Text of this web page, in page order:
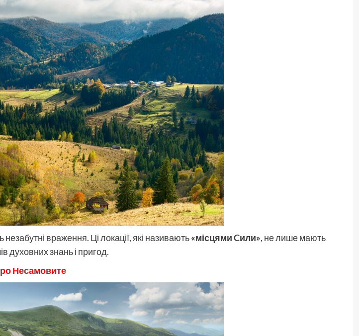
враження. Ці локації, які називають«місцями Cили», не лише мають
духовних знань і пригод.
Несамовите